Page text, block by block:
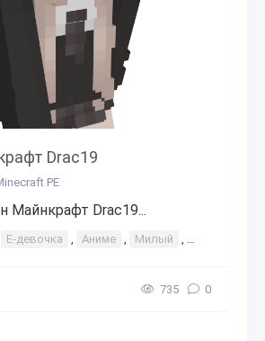
Drac19
PE
Майнкрафт Drac19...
Е-девочка , Аниме , Милый , Плед
735 0